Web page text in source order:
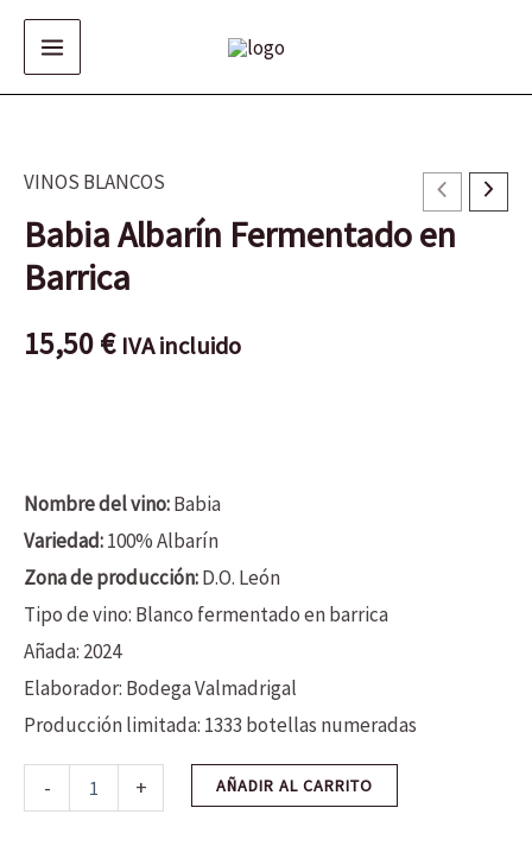
contenido
VINOS BLANCOS
Babia Albarín Fermentado en
Barrica
15,50€ IVA incluido
Nombre del vino:Babia
Variedad:100% Albarín
Zona de producción:D.O. León
Tipo de vino: Blanco fermentado en barrica
Añada: 2024
Elaborador: Bodega Valmadrigal
Producción limitada: 1333 botellas numeradas
-
Babia
Fermentado
en
Barrica
+ AÑADIR AL CARRITO